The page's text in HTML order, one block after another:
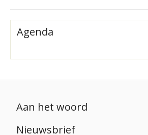
Agenda
Aan het woord
Nieuwsbrief